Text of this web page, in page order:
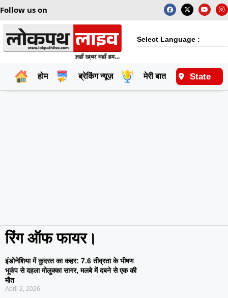
Follow us on
Select Language :
होम ब्रेकिंग न्यूज़ मेरी बात राष्ट्रीय
State
रिंग ऑफ फायर।
इंडोनेशिया में कुदरत का कहर: 7.6 तीव्रता के भीषण
भूकंप से दहला मोलुक्का सागर, मलबे में दबने से एक की
मौत
April 2, 2026